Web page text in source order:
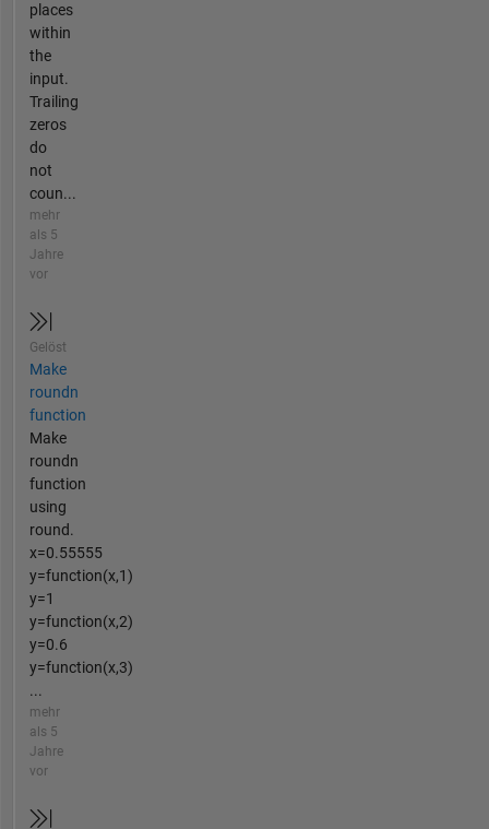
places
within
the
input.
Trailing
zeros
do
not
coun...
mehr
als 5
Jahre
vor
Gelöst
Make
roundn
function
Make
roundn
function
using
round.
x=0.55555
y=function(x,1)
y=1
y=function(x,2)
y=0.6
y=function(x,3)
...
mehr
als 5
Jahre
vor